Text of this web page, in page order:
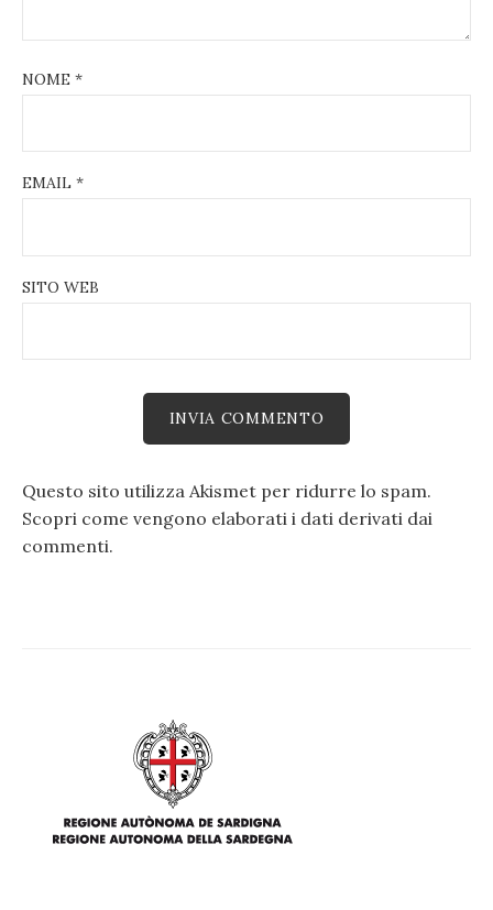
NOME *
EMAIL *
SITO WEB
Questo sito utilizza Akismet per ridurre lo spam.
Scopri come vengono elaborati i dati derivati dai
commenti.